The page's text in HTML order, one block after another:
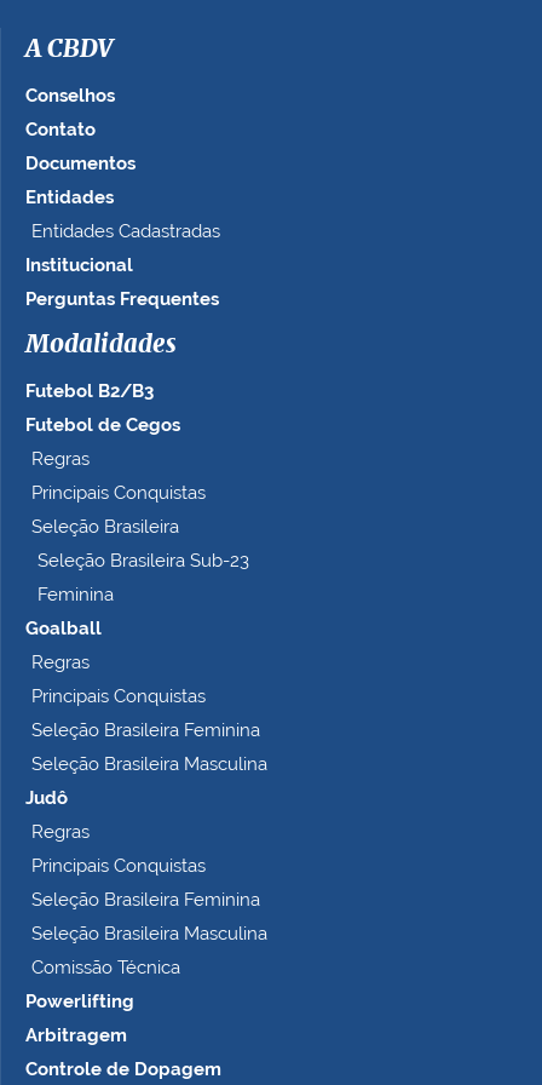
a
e
n
o
t
m
a
n
o
o
m
e
t
A CBDV
Conselhos
Contato
Documentos
Entidades
Entidades Cadastradas
Institucional
Perguntas Frequentes
Modalidades
Futebol B2/B3
Futebol de Cegos
Regras
Principais Conquistas
Seleção Brasileira
Seleção Brasileira Sub-23
Feminina
Goalball
Regras
Principais Conquistas
Seleção Brasileira Feminina
Seleção Brasileira Masculina
Judô
Regras
Principais Conquistas
Seleção Brasileira Feminina
Seleção Brasileira Masculina
Comissão Técnica
Powerlifting
Arbitragem
Controle de Dopagem